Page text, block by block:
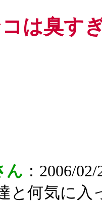
は臭す
ん ：2006/
と何気に